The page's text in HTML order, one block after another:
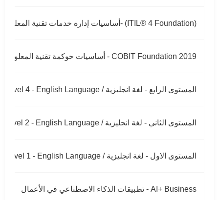
(ITIL® 4 Foundation) -أﺳﺎﺳﻴﺎت إدارة ﺧﺪﻣﺎت ﺗﻘﻨﻴﺔ اﻟﻤﻌﻠﻮﻣﺎت
COBIT Foundation 2019 - أﺳﺎﺳﻴﺎت ﺣﻮﻛﻤﺔ ﺗﻘﻨﻴﺔ اﻟﻤﻌﻠﻮﻣﺎت
المستوى الرابع - لغة انجليزية / Level 4 - English Language
المستوى الثاني - لغة انجليزية / Level 2 - English Language
المستوى الاول - لغة انجليزية / Level 1 - English Language
AI+ Business - تطبيقات الذكاء الاصطناعي في الأعمال